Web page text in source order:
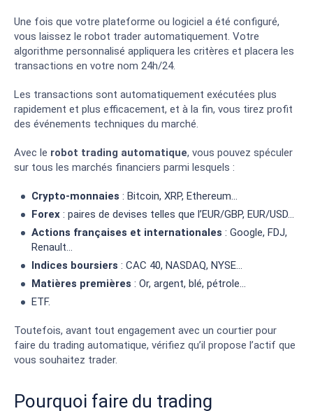
Une fois que votre plateforme ou logiciel a été configuré,
vous laissez le robot trader automatiquement. Votre
algorithme personnalisé appliquera les critères et placera les
transactions en votre nom 24h/24.
Les transactions sont automatiquement exécutées plus
rapidement et plus efficacement, et à la fin, vous tirez profit
des événements techniques du marché.
Avec le robot trading automatique, vous pouvez spéculer
sur tous les marchés financiers parmi lesquels :
Crypto-monnaies : Bitcoin, XRP, Ethereum…
Forex : paires de devises telles que l’EUR/GBP, EUR/USD…
Actions françaises et internationales : Google, FDJ,
Renault…
Indices boursiers : CAC 40, NASDAQ, NYSE…
Matières premières : Or, argent, blé, pétrole…
ETF.
Toutefois, avant tout engagement avec un courtier pour
faire du trading automatique, vérifiez qu’il propose l’actif que
vous souhaitez trader.
Pourquoi faire du trading